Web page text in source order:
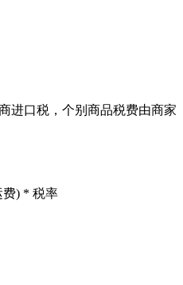
进口税，个别商品税费由商家
费) * 税率